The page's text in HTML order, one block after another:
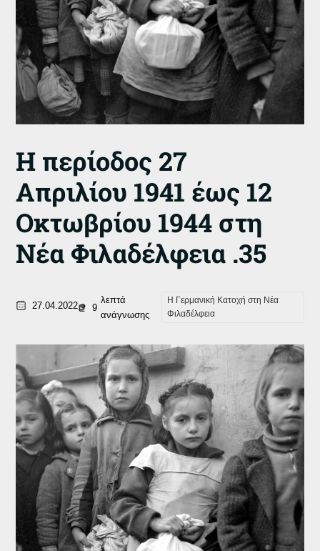
Η περίοδος 27
Απριλίου 1941 έως 12
Οκτωβρίου 1944 στη
Νέα Φιλαδέλφεια .35
27.04.2022 9
λεπτά
ανάγνωσης
Η Γερμανική Κατοχή στη Νέα
Φιλαδέλφεια